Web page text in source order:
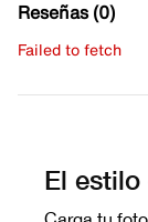
Reseñas (0)
Failed to fetch